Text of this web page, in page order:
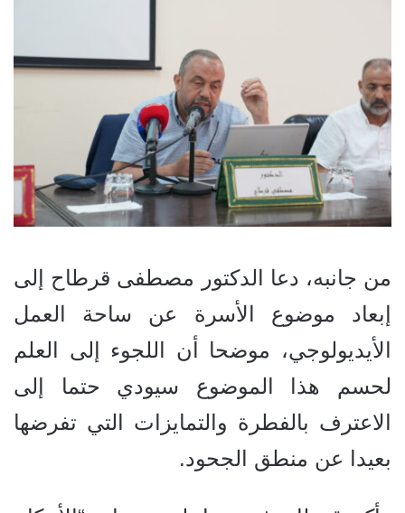
من جانبه، دعا الدكتور مصطفى قرطاح إلى
إبعاد موضوع الأسرة عن ساحة العمل
الأيديولوجي، موضحا أن اللجوء إلى العلم
لحسم هذا الموضوع سيودي حتما إلى
الاعترف بالفطرة والتمايزات التي تفرضها
بعيدا عن منطق الجحود.